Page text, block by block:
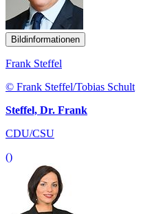
Bildinformationen
Frank Steffel
© Frank Steffel/Tobias Schult
Steffel, Dr. Frank
CDU/CSU
()